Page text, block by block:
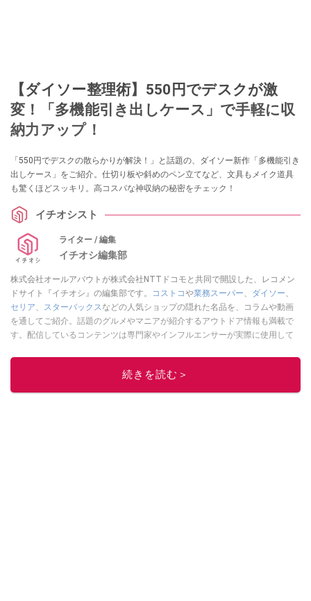
【ダイソー整理術】550円でデスクが激
変！「多機能引き出しケース」で手軽に収
納力アップ！
「550円でデスクの散らかりが解決！」と話題の、ダイソー新作「多機能引き
出しケース」をご紹介。仕切り板や斜めのペン立てなど、文具もメイク道具
も驚くほどスッキリ。高コスパな神収納の秘密をチェック！
イチオシスト
ライター / 編集
イチオシ編集部
株式会社オールアバウトが株式会社NTTドコモと共同で開設した、レコメン
ドサイト『イチオシ』の編集部です。
コストコや業務スーパー、 ダイソー、
セリア、 スターバックスなどの人気ショップの隠れた名品を、コラムや動画
を通してご紹介。話題のグルメやマニアが紹介するアウトドア情報も満載で
す。配信しているコンテンツは専門家やインフルエンサーが実際に使用して
ニュースでフォロー
続きを読む＞